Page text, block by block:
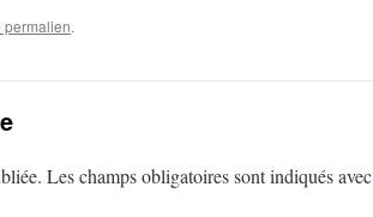
permalien.
Les champs obligatoires sont indiqués avec